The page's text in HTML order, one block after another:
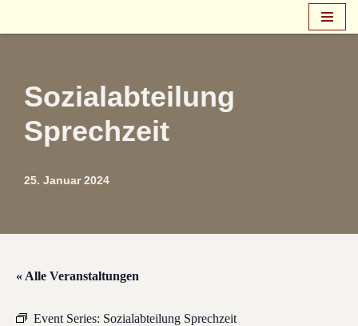
Sozialabteilung
Sprechzeit
25. Januar 2024
« Alle Veranstaltungen
Event Series: Sozialabteilung Sprechzeit